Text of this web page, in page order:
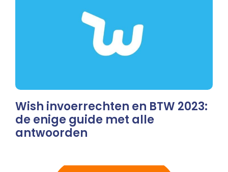
Wish invoerrechten en BTW 2023:
de enige guide met alle
antwoorden